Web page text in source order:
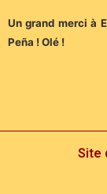
Un grand merci à
Peña ! Olé !
Site